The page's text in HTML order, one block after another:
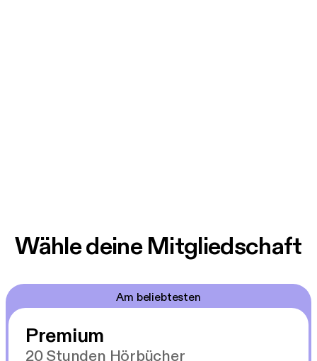
Wähle deine Mitgliedschaft
Am beliebtesten
Premium
20 Stunden Hörbücher